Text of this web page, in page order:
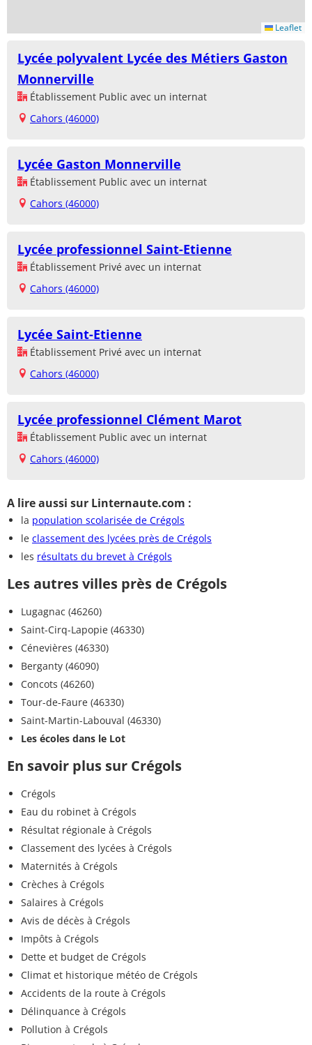
Leaflet
Lycée polyvalent Lycée des Métiers Gaston
Monnerville
Établissement Public avec un internat
Cahors (46000)
Lycée Gaston Monnerville
Établissement Public avec un internat
Cahors (46000)
Lycée professionnel Saint-Etienne
Établissement Privé avec un internat
Cahors (46000)
Lycée Saint-Etienne
Établissement Privé avec un internat
Cahors (46000)
Lycée professionnel Clément Marot
Établissement Public avec un internat
Cahors (46000)
A lire aussi sur Linternaute.com :
la population scolarisée de Crégols
le classement des lycées près de Crégols
les résultats du brevet à Crégols
Les autres villes près de Crégols
Lugagnac (46260)
Saint-Cirq-Lapopie (46330)
Cénevières (46330)
Berganty (46090)
Concots (46260)
Tour-de-Faure (46330)
Saint-Martin-Labouval (46330)
Les écoles dans le Lot
En savoir plus sur Crégols
Crégols
Eau du robinet à Crégols
Résultat régionale à Crégols
Classement des lycées à Crégols
Maternités à Crégols
Crèches à Crégols
Salaires à Crégols
Avis de décès à Crégols
Impôts à Crégols
Dette et budget de Crégols
Climat et historique météo de Crégols
Accidents de la route à Crégols
Délinquance à Crégols
Pollution à Crégols